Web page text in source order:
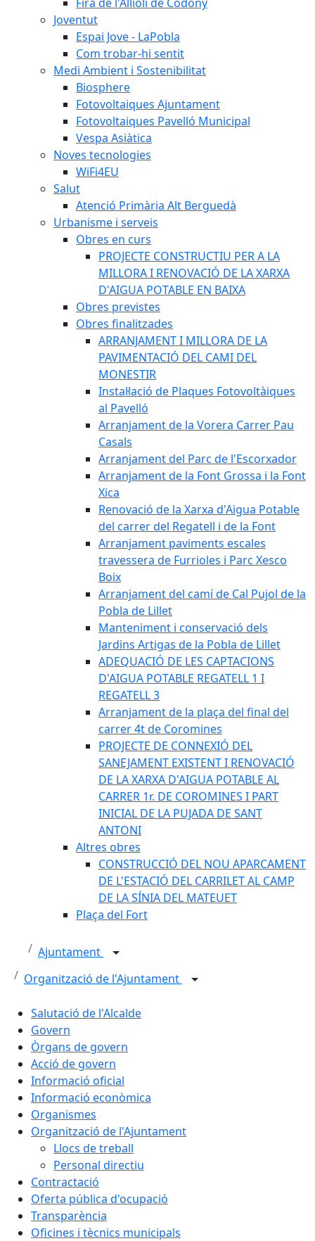
Joventut
Espai Jove - LaPobla
Com trobar-hi sentit
Medi Ambient i Sostenibilitat
Biosphere
Fotovoltaiques Ajuntament
Fotovoltaiques Pavelló Municipal
Vespa Asiàtica
Noves tecnologies
WiFi4EU
Salut
Atenció Primària Alt Berguedà
Urbanisme i serveis
Obres en curs
PROJECTE CONSTRUCTIU PER A LA
MILLORA I RENOVACIÓ DE LA XARXA
D'AIGUA POTABLE EN BAIXA
Obres previstes
Obres finalitzades
ARRANJAMENT I MILLORA DE LA
PAVIMENTACIÓ DEL CAMI DEL
MONESTIR
Instal·lació de Plaques Fotovoltàiques
al Pavelló
Arranjament de la Vorera Carrer Pau
Casals
Arranjament del Parc de l'Escorxador
Arranjament de la Font Grossa i la Font
Xica
Renovació de la Xarxa d'Aigua Potable
del carrer del Regatell i de la Font
Arranjament paviments escales
travessera de Furrioles i Parc Xesco
Boix
Arranjament del camí de Cal Pujol de la
Pobla de Lillet
Manteniment i conservació dels
Jardins Artigas de la Pobla de Lillet
ADEQUACIÓ DE LES CAPTACIONS
D'AIGUA POTABLE REGATELL 1 I
REGATELL 3
Arranjament de la plaça del final del
carrer 4t de Coromines
PROJECTE DE CONNEXIÓ DEL
SANEJAMENT EXISTENT I RENOVACIÓ
DE LA XARXA D'AIGUA POTABLE AL
CARRER 1r. DE COROMINES I PART
INICIAL DE LA PUJADA DE SANT
ANTONI
Altres obres
CONSTRUCCIÓ DEL NOU APARCAMENT
DE L'ESTACIÓ DEL CARRILET AL CAMP
DE LA SÍNIA DEL MATEUET
Plaça del Fort
Ajuntament
Organització de l'Ajuntament
Salutació de l'Alcalde
Govern
Òrgans de govern
Acció de govern
Informació oficial
Informació econòmica
Organismes
Organització de l'Ajuntament
Llocs de treball
Personal directiu
Contractació
Oferta pública d'ocupació
Transparència
Oficines i tècnics municipals